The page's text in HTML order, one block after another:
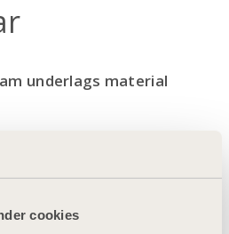
cookies
underlags material
ÖSTRA